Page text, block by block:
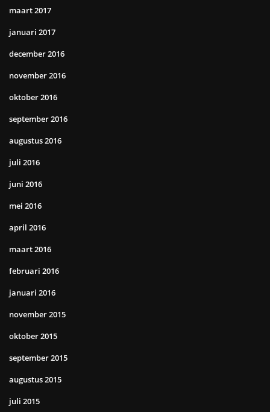
maart 2017
januari 2017
december 2016
november 2016
oktober 2016
september 2016
augustus 2016
juli 2016
juni 2016
mei 2016
april 2016
maart 2016
februari 2016
januari 2016
november 2015
oktober 2015
september 2015
augustus 2015
juli 2015